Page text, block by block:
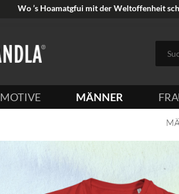
Wo ’s Hoamatgfui mit der Weltoffenheit
MOTIVE MÄNNER